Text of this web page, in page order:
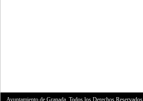
Ayuntamiento de Granada. Todos los Derechos Reservados.